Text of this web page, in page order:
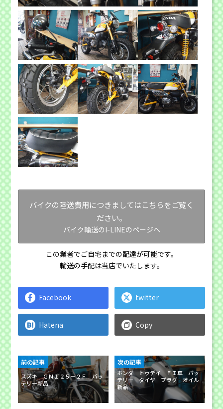
バイクの陸送費用につきましてはこちらをご覧く
ださい。
バイク輸送のI-LINEのページへ
この業者でご自宅までの配達が可能です。
輸送の手配は当店でいたします。
Facebook twitter
Hatena Copy
スズキ ＧＮ１２５－２Ｆ バッ
テリー新品
前の記事
ホンダ トゥデイ ＦＩ車 バッ
テリー タイヤ プラグ オイル
新品
次の記事